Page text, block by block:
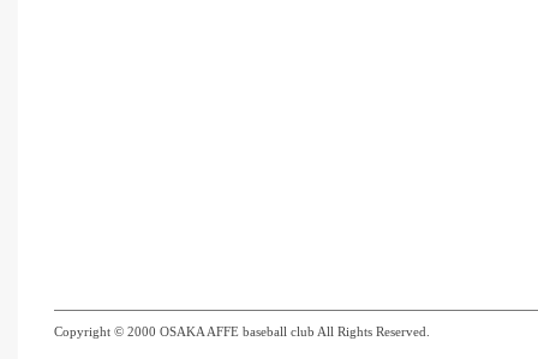
Copyright © 2000 OSAKA AFFE baseball club All Rights Reserved.